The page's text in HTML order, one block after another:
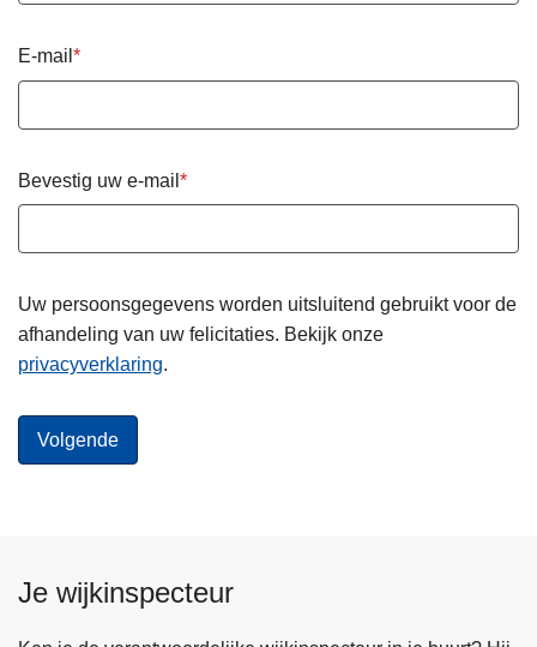
E-mail
Bevestig uw e-mail
Uw persoonsgegevens worden uitsluitend gebruikt voor de
afhandeling van uw felicitaties. Bekijk onze
privacyverklaring.
Je wijkinspecteur